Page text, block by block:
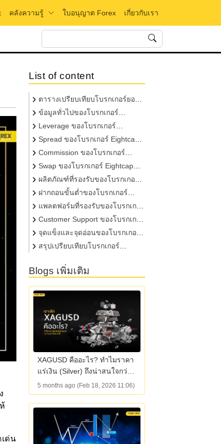
คลังความรู้ ใบอนุญาต Forex เกี่ยวกับเรา
ด่น
List of content
ตารางเปรียบเทียบโบรกเกอร์ยอด
นิยม Eightcap VS IUX
ข้อมูลทั่วไปของโบรกเกอร์
Eightcap และ IUX
Leverage ของโบรกเกอร์
Eightcap และ IUX
Spread ของโบรกเกอร์ Eightcap
และ IUX
Commission ของโบรกเกอร์
Eightcap และ IUX
Swap ของโบรกเกอร์ Eightcap
และ IUX
ผลิตภัณฑ์ที่รองรับของโบรกเกอร์
Eightcap และ IUX
ฝากถอนขั้นต่ำของโบรกเกอร์
Eightcap และ IUX
แพลตฟอร์มที่รองรับของโบรกเกอร์
Eightcap และ IUX
Customer Support ของโบรกเกอร์
Eightcap และ IUX
จุดแข็งและจุดอ่อนของโบรกเกอร์
Eightcap และ IUX
สรุปเปรียบเทียบโบรกเกอร์
Blogs เพิ่มเติม
XAGUSD คืออะไร? ทำไมราคา
แร่เงิน (Silver) ถึงน่าสนใจกว่า
ทองคำ
5 months ago (Feb 18, 2026 11:06)